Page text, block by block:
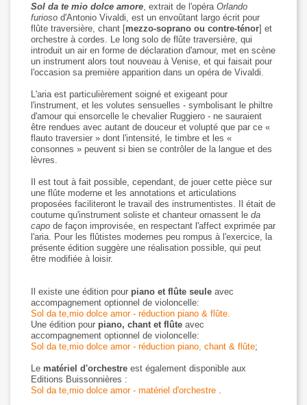
Sol da te mio dolce amore , extrait de l'opéra Orlando
furioso d'Antonio Vivaldi, est un envoûtant largo écrit pour
flûte traversière, chant [mezzo-soprano ou contre-ténor] et
orchestre à cordes. Le long solo de flûte traversière, qui
introduit un air en forme de déclaration d'amour, met en scène
un instrument alors tout nouveau à Venise, et qui faisait pour
l'occasion sa première apparition dans un opéra de Vivaldi.
L'aria est particulièrement soigné et exigeant pour
l'instrument, et les volutes sensuelles - symbolisant le philtre
d'amour qui ensorcelle le chevalier Ruggiero - ne sauraient
être rendues avec autant de douceur et volupté que par ce «
flauto traversier » dont l'intensité, le timbre et les «
consonnes » peuvent si bien se contrôler de la langue et des
lèvres.
Il est tout à fait possible, cependant, de jouer cette pièce sur
une flûte moderne et les annotations et articulations
proposées faciliteront le travail des instrumentistes. Il était de
coutume qu'instrument soliste et chanteur ornassent le da
capo de façon improvisée, en respectant l'affect exprimée par
l'aria. Pour les flûtistes modernes peu rompus à l'exercice, la
présente édition suggère une réalisation possible, qui peut
être modifiée à loisir.
Il existe une édition pour piano et flûte seule avec
accompagnement optionnel de violoncelle:
Sol da te,mio dolce amor - réduction piano & flûte.
Une édition pour piano, chant et flûte avec
accompagnement optionnel de violoncelle:
Sol da te,mio dolce amor - réduction piano, chant & flûte;
Le matériel d'orchestre est également disponible aux
Editions Buissonnières :
Sol da te,mio dolce amor - matériel d'orchestre